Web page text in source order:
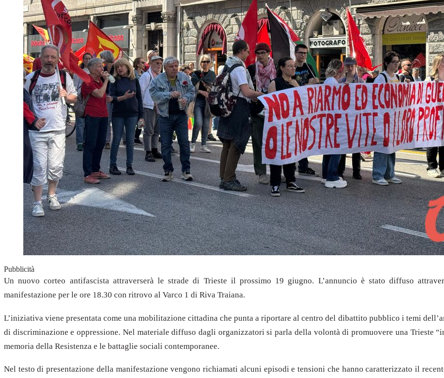
Pubblicità
Un nuovo corteo antifascista attraverserà le strade di Trieste il prossimo 19 giugno. L’annuncio è stato diffuso
manifestazione per le ore 18.30 con ritrovo al Varco 1 di Riva Traiana.
L’iniziativa viene presentata come una mobilitazione cittadina che punta a riportare al centro del dibattito pubblico i temi
di discriminazione e oppressione. Nel materiale diffuso dagli organizzatori si parla della volontà di promuovere una Trieste
memoria della Resistenza e le battaglie sociali contemporanee.
Nel testo di presentazione della manifestazione vengono richiamati alcuni episodi e tensioni che hanno caratterizzato il